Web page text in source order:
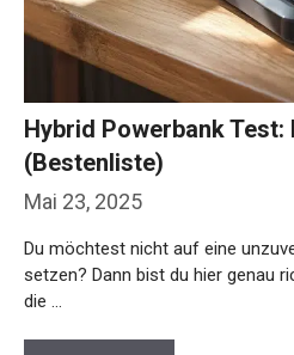
Mai 23, 2025
Hybrid Powerbank Test:
(Bestenliste)
Du möchtest nicht auf eine
setzen? Dann bist du hier genau
die …